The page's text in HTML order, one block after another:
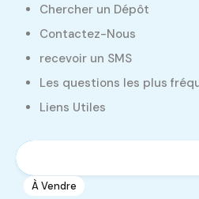
Local commercial sur route
À Vendre
Chercher un Dépôt
Contactez-Nous
recevoir un SMS
Les questions les plus
Liens Utiles